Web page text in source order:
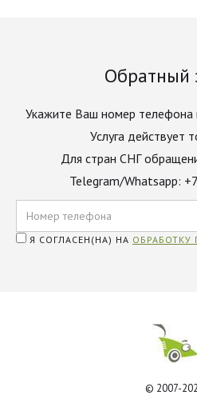
Обратный
Укажите Ваш номер телефона
Услуга действует
Для стран СНГ
Telegram/Whatsapp:
Я СОГЛАСЕН(НА) НА
© 2007-